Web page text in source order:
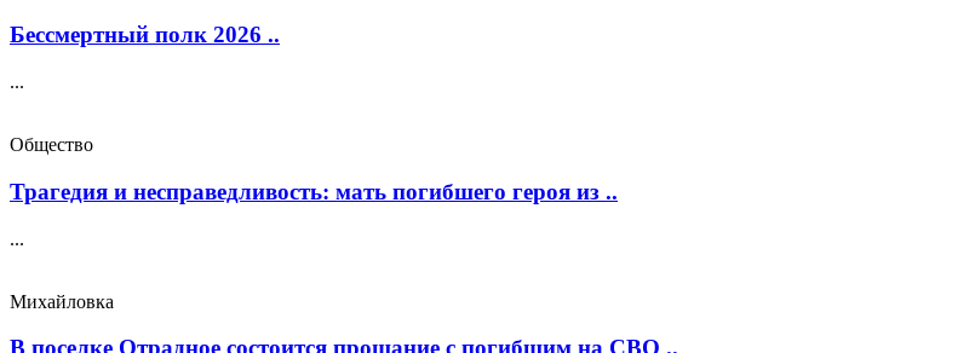
Бессмертный полк 2026 ..
...
Общество
Трагедия и несправедливость: мать погибшего героя из ..
...
Михайловка
В поселке Отрадное состоится прощание с погибшим на СВО ..